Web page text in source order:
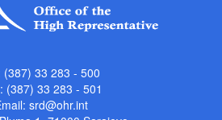
(387) 33 283 - 500
(387) 33 283 - 501
srd@ohr.int